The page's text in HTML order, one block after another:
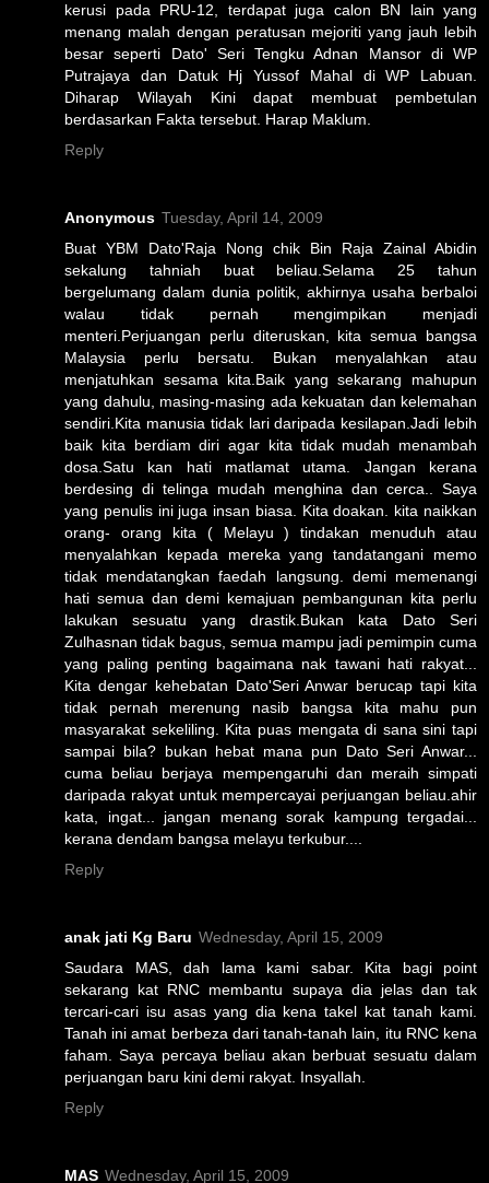
kerusi pada PRU-12, terdapat juga calon BN lain yang
menang malah dengan peratusan mejoriti yang jauh lebih
besar seperti Dato' Seri Tengku Adnan Mansor di WP
Putrajaya dan Datuk Hj Yussof Mahal di WP Labuan.
Diharap Wilayah Kini dapat membuat pembetulan
berdasarkan Fakta tersebut. Harap Maklum.
Reply
Anonymous Tuesday, April 14, 2009
Buat YBM Dato'Raja Nong chik Bin Raja Zainal Abidin
sekalung tahniah buat beliau.Selama 25 tahun
bergelumang dalam dunia politik, akhirnya usaha berbaloi
walau tidak pernah mengimpikan menjadi
menteri.Perjuangan perlu diteruskan, kita semua bangsa
Malaysia perlu bersatu. Bukan menyalahkan atau
menjatuhkan sesama kita.Baik yang sekarang mahupun
yang dahulu, masing-masing ada kekuatan dan kelemahan
sendiri.Kita manusia tidak lari daripada kesilapan.Jadi lebih
baik kita berdiam diri agar kita tidak mudah menambah
dosa.Satu kan hati matlamat utama. Jangan kerana
berdesing di telinga mudah menghina dan cerca.. Saya
yang penulis ini juga insan biasa. Kita doakan. kita naikkan
orang- orang kita ( Melayu ) tindakan menuduh atau
menyalahkan kepada mereka yang tandatangani memo
tidak mendatangkan faedah langsung. demi memenangi
hati semua dan demi kemajuan pembangunan kita perlu
lakukan sesuatu yang drastik.Bukan kata Dato Seri
Zulhasnan tidak bagus, semua mampu jadi pemimpin cuma
yang paling penting bagaimana nak tawani hati rakyat...
Kita dengar kehebatan Dato'Seri Anwar berucap tapi kita
tidak pernah merenung nasib bangsa kita mahu pun
masyarakat sekeliling. Kita puas mengata di sana sini tapi
sampai bila? bukan hebat mana pun Dato Seri Anwar...
cuma beliau berjaya mempengaruhi dan meraih simpati
daripada rakyat untuk mempercayai perjuangan beliau.ahir
kata, ingat... jangan menang sorak kampung tergadai...
kerana dendam bangsa melayu terkubur....
Reply
anak jati Kg Baru Wednesday, April 15, 2009
Saudara MAS, dah lama kami sabar. Kita bagi point
sekarang kat RNC membantu supaya dia jelas dan tak
tercari-cari isu asas yang dia kena takel kat tanah kami.
Tanah ini amat berbeza dari tanah-tanah lain, itu RNC kena
faham. Saya percaya beliau akan berbuat sesuatu dalam
perjuangan baru kini demi rakyat. Insyallah.
Reply
MAS Wednesday, April 15, 2009